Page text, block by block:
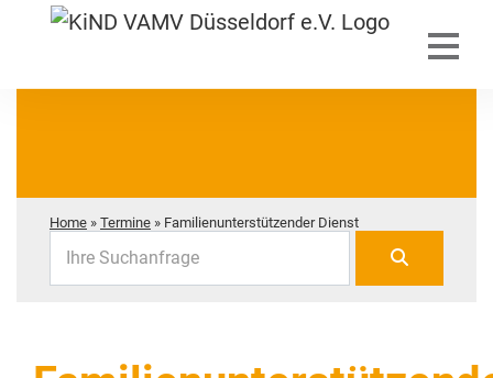
Home » Termine » Familienunterstützender Dienst
Ihre Suchanfrage